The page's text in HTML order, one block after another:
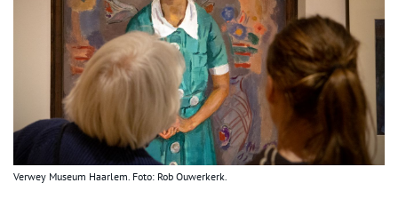
Verwey Museum Haarlem. Foto: Rob Ouwerkerk.